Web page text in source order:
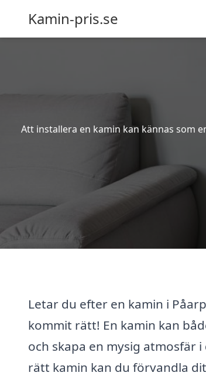
Kamin-pris.se
Att installera en kamin kan kännas som
Letar du efter en kamin i
kommit rätt! En kamin kan
och skapa en mysig atmosfär
rätt kamin kan du förvandla